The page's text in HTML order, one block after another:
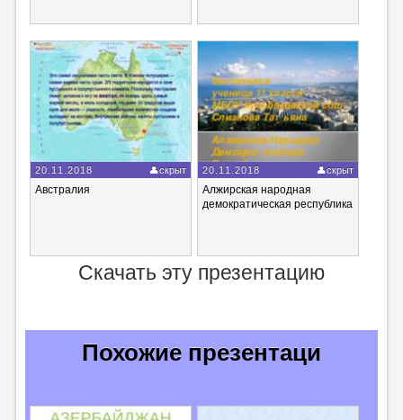
20.11.2018 скрыт
Австралия
20.11.2018 скрыт
Алжирская народная
демократическая республика
Скачать эту презентацию
Похожие презентаци